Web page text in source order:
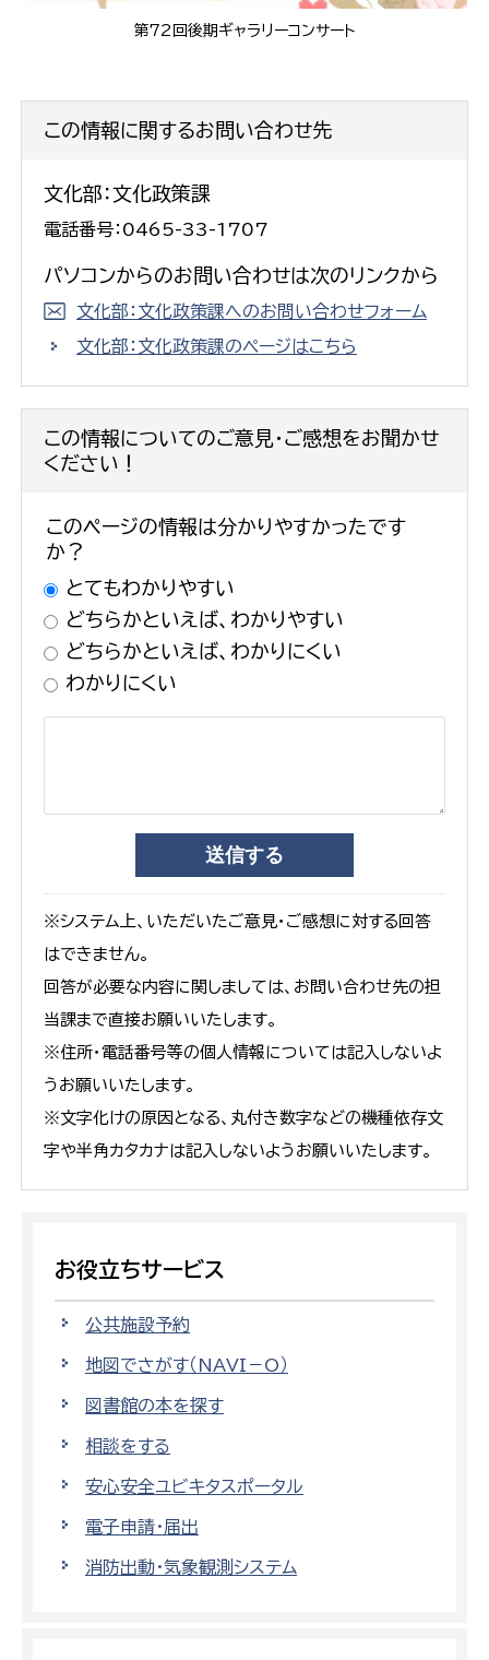
第72回後期ギャラリーコンサート
この情報に関するお問い合わせ先
文化部：文化政策課
電話番号：0465-33-1707
パソコンからのお問い合わせは次のリンクから
文化部：文化政策課へのお問い合わせフォーム
文化部：文化政策課のページはこちら
この情報についてのご意見・ご感想をお聞かせ
ください！
このページの情報は分かりやすかったです
か？
とてもわかりやすい
どちらかといえば、わかりやすい
どちらかといえば、わかりにくい
わかりにくい
※システム上、いただいたご意見・ご感想に対する回答
はできません。
回答が必要な内容に関しましては、お問い合わせ先の担
当課まで直接お願いいたします。
※住所・電話番号等の個人情報については記入しないよ
うお願いいたします。
※文字化けの原因となる、丸付き数字などの機種依存文
字や半角カタカナは記入しないようお願いいたします。
お役立ちサービス
公共施設予約
地図でさがす（NAVI－O）
図書館の本を探す
相談をする
安心安全ユビキタスポータル
電子申請・届出
消防出動・気象観測システム